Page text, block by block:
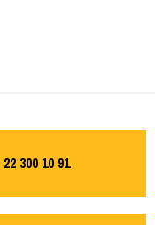
22 300 10 91